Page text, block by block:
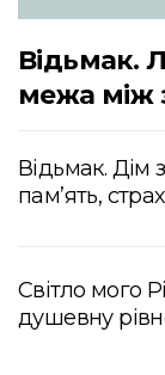
Відьмак.
межа між
Відьмак. Дім
пам’ять,
Світло мого
душевну